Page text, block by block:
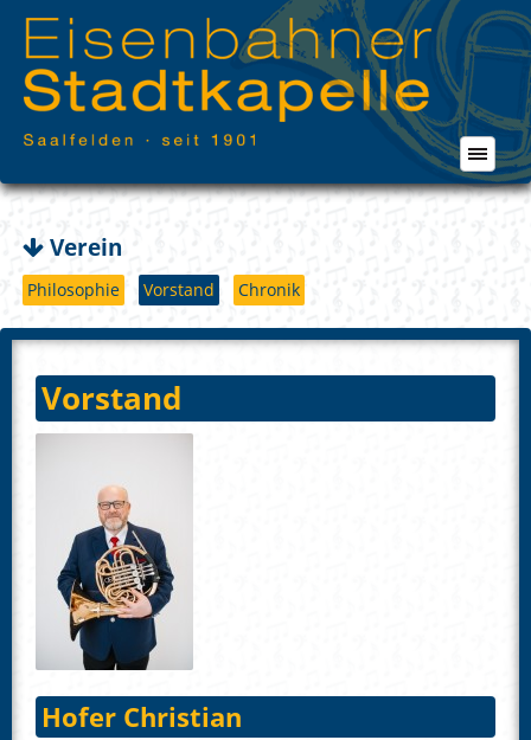
Verein
Philosophie Vorstand Chronik
Vorstand
Hofer Christian